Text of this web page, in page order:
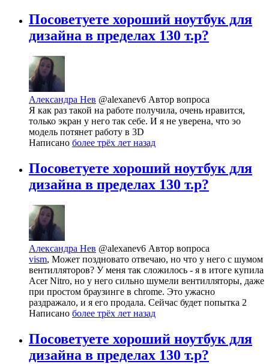
Посоветуете хороший ноутбук для
дизайна в пределах 130 т.р?
Александра Нев @alexanev6 Автор вопроса
Я как раз такой на работе получила, очень нравится,
только экран у него так себе. И я не уверена, что эо
модель потянет работу в 3D
Написано более трёх лет назад
Посоветуете хороший ноутбук для
дизайна в пределах 130 т.р?
Александра Нев @alexanev6 Автор вопроса
vism, Может поздновато отвечаю, но что у него с шумом
вентилляторов? У меня так сложилось - я в итоге купила
Acer Nitro, но у него сильно шумели вентилляторы, даже
при простом браузинге в chrome. Это ужасно
раздражало, и я его продала. Сейчас будет попытка 2
Написано более трёх лет назад
Посоветуете хороший ноутбук для
дизайна в пределах 130 т.р?